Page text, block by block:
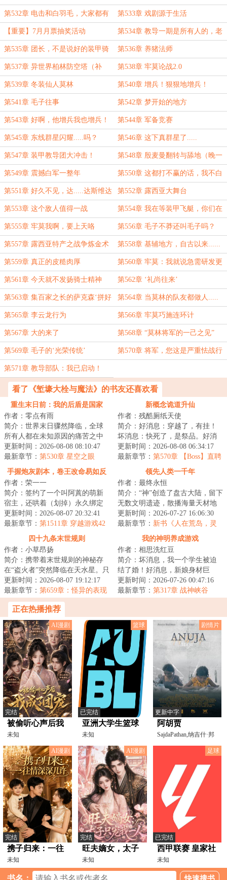
的后盾
第532章 电击和白羽毛，大家都有
美好的未来
第533章 戏剧源于生活
【重要】7月月票抽奖活动 第534章 教导一期是所有人的，老
大哥！
第535章 团长，不是说好的装甲骑
兵吗？（加补更的合章）
第536章 养猪法师
第537章 异世界柏林防空塔（补
更）
第538章 牢莫论战2.0
第539章 冬装仙人莫林 第540章 增兵！狠狠地增兵！
第541章 毛子往事 第542章 梦开始的地方
第543章 好啊，他增兵我也增兵！ 第544章 军备竞赛
第545章 东线群星闪耀.....吗？ 第546章 这下真群星了.....
第547章 装甲教导团大冲击！ 第548章 殷麦曼翻转与舔地（晚一
点还有一更）
第549章 震撼白军一整年 第550章 这都打不赢的话，我不白
爬科技了？
第551章 好久不见，达.....达斯维达
尼亚
第552章 露西亚大舞台
第553章 这个敌人值得一战 第554章 我在等装甲飞艇，你们在
等什么？
第555章 牢莫我啊，要上天咯 第556章 毛子不莽还叫毛子吗？
第557章 露西亚特产之战争炼金术
士
第558章 基辅地方，自古以来......
第559章 真正的皮糙肉厚 第560章 牢莫：我就说急需研发更
大口径吧！
第561章 今天就不发扬骑士精神
了！
第562章 ‘礼尚往来’
第563章 集百家之长的萨克森‘拼好
兵’
第564章 当莫林的队友都做人.....
第565章 李云龙行为 第566章 牢莫巧施连环计
第567章 大的来了 第568章 “莫林将军的一己之见”
第569章 毛子的‘光荣传统’ 第570章 将军，您这是严重怯战行
第571章 教导部队：我已启动！
看了《堑壕大栓与魔法》的书友还喜欢看
重生末日前：我的后盾是国家
作者：零点有雨
简介：世界末日骤然降临，全球
所有人都在未知原因的痛苦之中
死去。江阳醒来，发现自己竟然
重生到了末日之...
更新时间：2026-08-08 08:10:47
最新章节： 第530章 星空之眼
新概念诡道升仙
作者：残酷厕纸天使
简介：好消息：穿越了，有挂！
坏消息：快死了，是祭品。好消
息：我已成功奴役了邪神！…打
开为入侵仙界而...
更新时间：2026-08-08 06:34:17
最新章节： 第570章 【Boss】直聘
手握炮灰剧本，卷王改命易如反
作者：荣一一
简介：签约了一个叫阿蒖的萌新
宿主，还哄着（划掉）永久绑定
了，很快发现表面乖巧老实的新
宿主有两副面孔...
更新时间：2026-08-07 20:32:41
最新章节： 第1511章 穿越游戏42
领先人类一千年
作者：最终永恒
简介：“神”创造了盘古大陆，留下
无数文明遗迹，散播海量天材地
宝。当人类满怀雄心壮志，意图
闯荡盘古大...
更新时间：2026-07-27 16:06:30
最新章节： 新书《人在荒岛，灵
气怎么复苏了？》以及515打折活
四十九条末世规则
作者：小草昂扬
简介：携带着末世规则的神秘存
在“盗火者”突然降临在天水星。只
有通过全部四十九条末世规则考
验的人类，...
更新时间：2026-08-07 19:12:17
最新章节： 第659章：怪异的表现
我的神明养成游戏
作者：相思洗红豆
简介：坏消息，我一个学生被迫
结了婚！好消息，新娘身材巨
好！坏消息，我老婆不允许我去
夜店酒吧KTV！好...
更新时间：2026-07-26 00:47:16
最新章节： 第317章 战神峡谷
正在热播推荐
AI漫剧
完结
被偷听心声后我
成了团宠
未知
篮球
已完结
亚洲大学生篮球
联赛 北京大学vs
浙江大学
20250820
未知
剧情片
更新中字
阿胡贾
SajdaPathan,纳吉什·邦
斯,RudolfoRajeevHu
AI漫剧
完结
携子归来：一往
情深深几许
未知
AI漫剧
完结
旺夫嫡女，太子
只宠我一人
未知
足球
已完结
西甲联赛 皇家社
会VS阿拉维斯
20260411
未知
书名：